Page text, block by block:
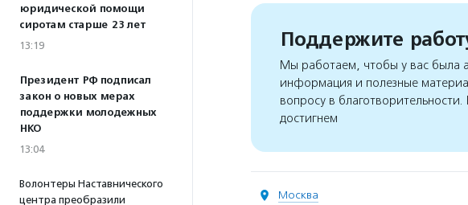
юридической помощи
сиротам старше 23 лет
13:19
Президент РФ подписал
закон о новых мерах
поддержки молодежных
НКО
13:04
Волонтеры Наставнического
центра преобразили
Поддержите
Мы работаем, чтобы у вас была
информация и полезные
вопросу в благотворительности.
достигнем
Москва